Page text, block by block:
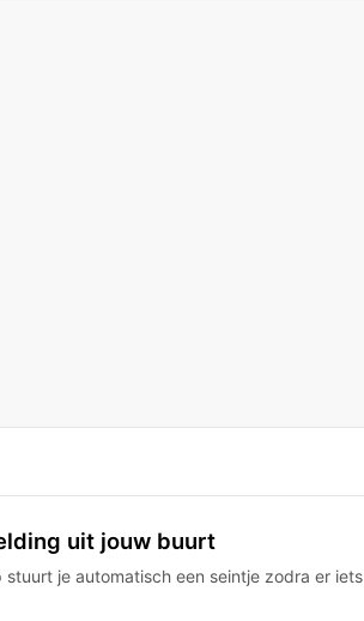
uit jouw buurt
je automatisch een seintje zodra er iets